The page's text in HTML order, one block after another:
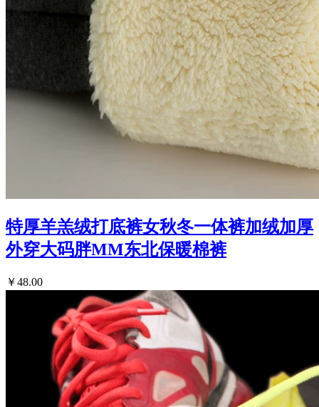
特厚羊羔绒打底裤女秋冬一体裤加绒加厚
外穿大码胖MM东北保暖棉裤
￥48.00